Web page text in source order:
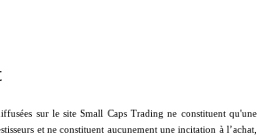
sur le site Small Caps Trading ne constituent qu'une
et ne constituent aucunement une incitation à l’achat,